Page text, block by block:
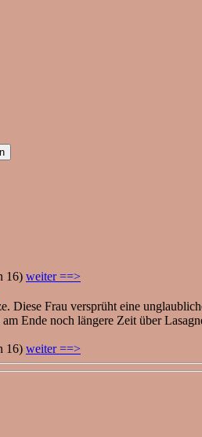
16) weiter ==>
Diese Frau versprüht eine
Ende noch längere Zeit über
16) weiter ==>